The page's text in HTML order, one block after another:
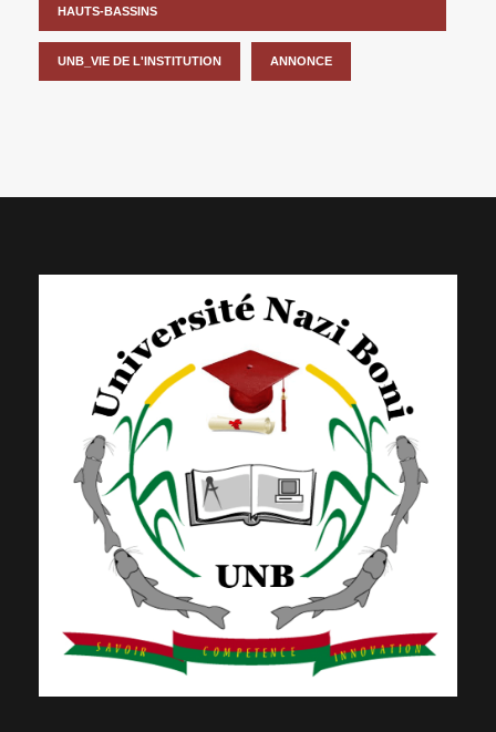
HAUTS-BASSINS
UNB_VIE DE L'INSTITUTION ANNONCE